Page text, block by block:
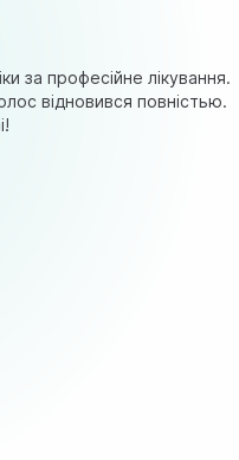
за професійне лікування.
відновився повністью.